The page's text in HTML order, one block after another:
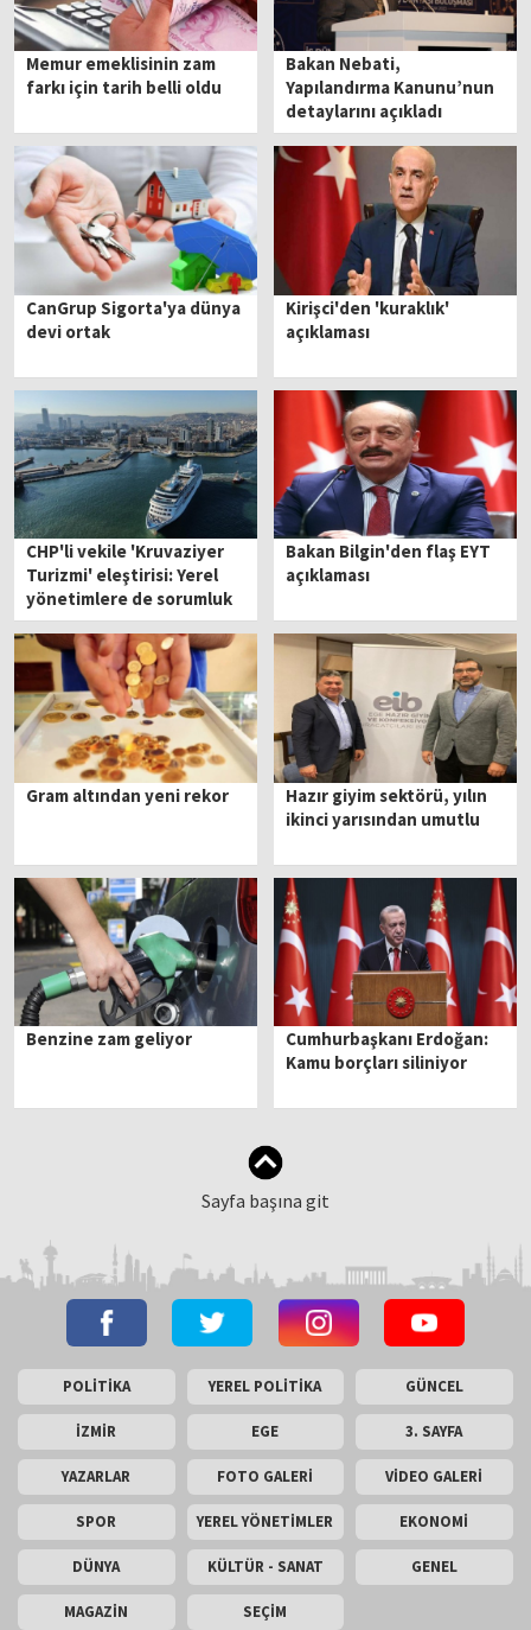
Memur emeklisinin zam
farkı için tarih belli oldu
Bakan Nebati,
Yapılandırma Kanunu’nun
detaylarını açıkladı
CanGrup Sigorta'ya dünya
devi ortak
Kirişci'den 'kuraklık'
açıklaması
CHP'li vekile 'Kruvaziyer
Turizmi' eleştirisi: Yerel
yönetimlere de sorumluk
düşüyor
Bakan Bilgin'den flaş EYT
açıklaması
Gram altından yeni rekor
Hazır giyim sektörü, yılın
ikinci yarısından umutlu
Benzine zam geliyor
Cumhurbaşkanı Erdoğan:
Kamu borçları siliniyor
Sayfa başına git
POLİTİKA YEREL POLİTİKA GÜNCEL
İZMİR EGE 3. SAYFA
YAZARLAR FOTO GALERİ VİDEO GALERİ
SPOR YEREL YÖNETİMLER EKONOMİ
DÜNYA KÜLTÜR - SANAT GENEL
MAGAZİN SEÇİM